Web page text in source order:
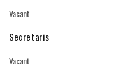
Vacant
Secretaris
Vacant